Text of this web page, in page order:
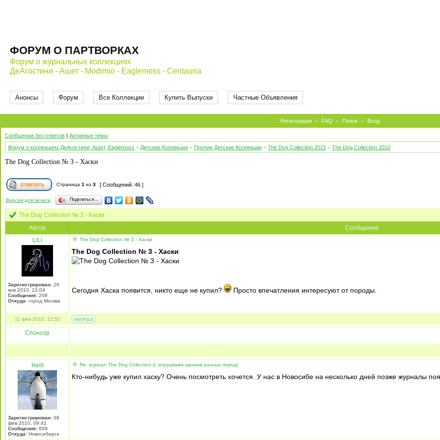
ФОРУМ О ПАРТВОРКАХ
Форум о журнальных коллекциях
ДеАгостини - Ашет - Modimio - Eaglemoss - Centauria
Анонсы Форум Все Коллекции Купить Выпуски Частные Объявления
Регистрация • FAQ • Поиск • Вход
Сообщения без ответов | Активные темы
Форум о коллекциях ДеАгостини, Ашет, Eaglemoss » Детские Коллекции » Прочие Детские Коллекции » The Dog Collection 2015 » The Dog Collection 2010
The Dog Collection № 3 - Хаски
Страница 1 из 3 [ Сообщений: 46 ]
Версия для печати Поделиться…
The Dog Collection № 3 - Хаски
Автор
Сообщение
LiLi
Зарегистрирован: 26
янв 2010, 22:04
Сообщения: 208
Откуда: город Москва
The Dog Collection № 3 - Хаски
The Dog Collection № 3 - Хаски
Сегодня Хаска появится, никто еще не купил? Просто впечатления интересуют от породы.
11 фев 2010, 12:52
Спонсор
Helit
Зарегистрирован: 08
фев 2010, 09:41
Сообщения: 609
Откуда: Новосибирск
Re: журнал The Dog Collection (с игрушками щенков разных пород)
Кто-нибудь уже купил хаску? Очень посмотреть хочется. У нас в Новосибе на несколько дней позже журналы